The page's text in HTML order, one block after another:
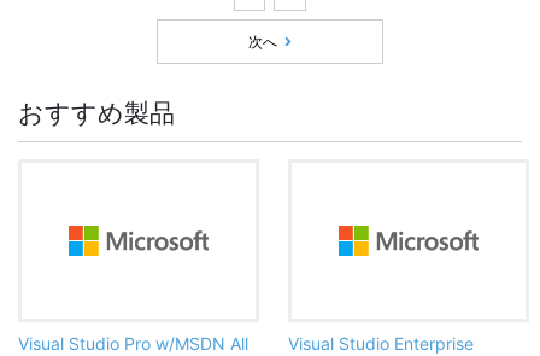
次へ
おすすめ製品
Visual Studio Pro w/MSDN All
Visual Studio Enterprise